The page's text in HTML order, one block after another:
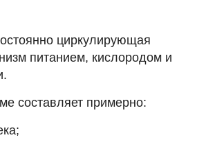
циркулирующая
питанием, кислородом и
составляет примерно: